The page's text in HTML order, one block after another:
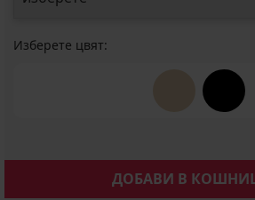
Изберете цвят:
ДОБАВИ В